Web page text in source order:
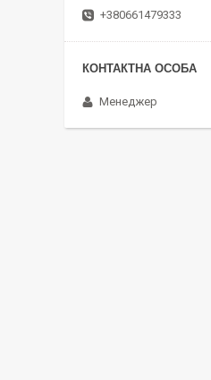
+380661479333
Менеджер